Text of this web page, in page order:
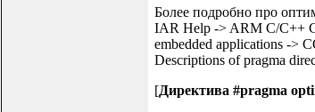
Более подробно про
IAR Help -> ARM C/C++
embedded applications ->
Descriptions of pragma
[Директива #pragma